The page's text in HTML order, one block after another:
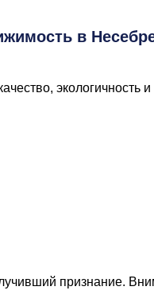
в
экологичность
признание.